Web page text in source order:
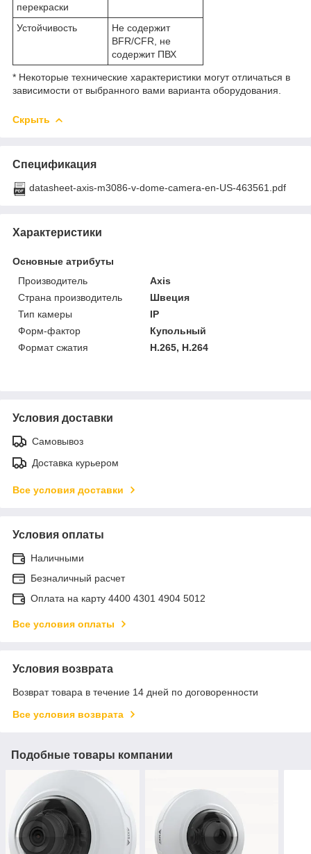
перекраски
Устойчивость
Не содержит
BFR/CFR, не
содержит ПВХ
* Некоторые технические характеристики могут отличаться в
зависимости от выбранного вами варианта оборудования.
Скрыть
Спецификация
datasheet-axis-m3086-v-dome-camera-en-US-463561.pdf
Характеристики
Основные атрибуты
Производитель
Axis
Страна производитель
Швеция
Тип камеры
IP
Форм-фактор
Купольный
Формат сжатия
H.265, H.264
Условия доставки
Самовывоз
Доставка курьером
Все условия доставки
Условия оплаты
Наличными
Безналичный расчет
Оплата на карту 4400 4301 4904 5012
Все условия оплаты
Условия возврата
Возврат товара в течение 14 дней по договоренности
Все условия возврата
Подобные товары компании